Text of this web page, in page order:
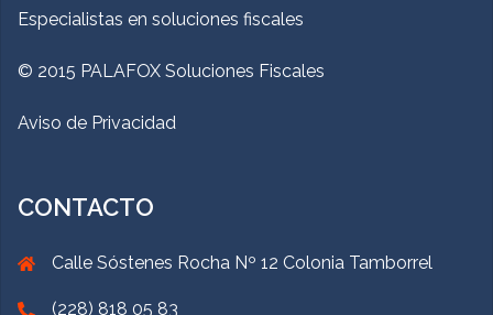
Especialistas en soluciones fiscales
© 2015 PALAFOX Soluciones Fiscales
Aviso de Privacidad
CONTACTO
Calle Sóstenes Rocha Nº 12 Colonia Tamborrel
(228) 818 05 83